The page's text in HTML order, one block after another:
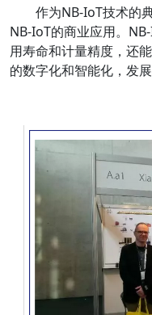
作为NB-IoT技术的典
NB-IoT的商业应用。
用寿命和计量精度，还
的数字化和智能化，发